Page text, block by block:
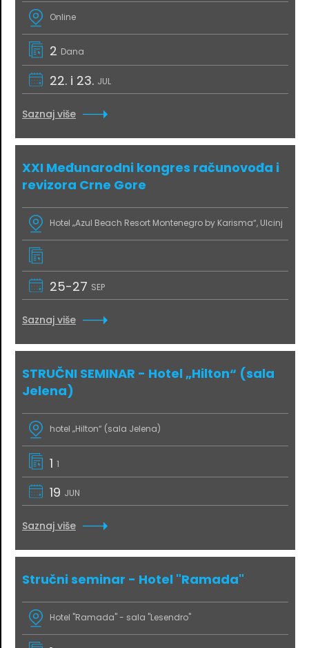
Online
2 Dana
22. i 23. JUL
Saznaj više
XXI Međunarodni kongres računovođa i
revizora Crne Gore
Hotel „Azul Beach Resort Montenegro by Karisma“, Ulcinj
25-27 SEP
Saznaj više
STRUČNI SEMINAR - Hotel „Hilton“ (sala
Jelena)
hotel „Hilton“ (sala Jelena)
1 1
19 JUN
Saznaj više
Stručni seminar - Hotel "Ramada"
Hotel "Ramada" - sala "Lesendro"